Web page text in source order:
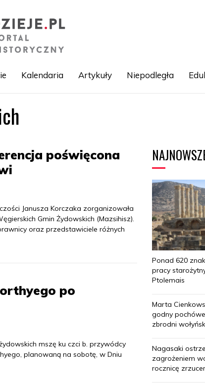
Przejdź
do
Kalendaria Artykuły Niepodległa
poświęcona
Janusza Korczaka zorganizowała
Gmin Żydowskich (Mazsihisz).
oraz przedstawiciele różnych
po
mszę ku czci b. przywódcy
planowaną na sobotę, w Dniu
Ponad 620
pracy
Ptolemais
Marta
godny
zbrodni
Nagasaki
zagrożeniem
rocznicę